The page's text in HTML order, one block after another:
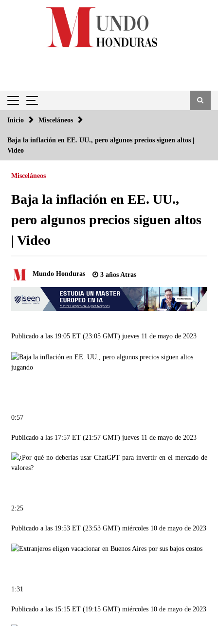
Inicio Misceláneos
Baja la inflación en EE. UU., pero algunos precios siguen altos |
Video
Misceláneos
Baja la inflación en EE. UU.,
pero algunos precios siguen altos
| Video
Mundo Honduras 3 años Atras
Publicado a las 19:05 ET (23:05 GMT) jueves 11 de mayo de 2023
jugando
0:57
Publicado a las 17:57 ET (21:57 GMT) jueves 11 de mayo de 2023
2:25
Publicado a las 19:53 ET (23:53 GMT) miércoles 10 de mayo de 2023
1:31
Publicado a las 15:15 ET (19:15 GMT) miércoles 10 de mayo de 2023